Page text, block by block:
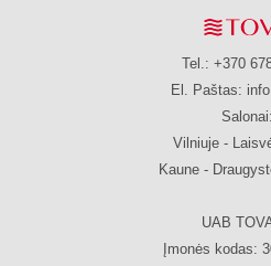
Tel.: +370
El. Paštas:
Salonai:
Vilniuje -
Kaune -
UAB
Įmonės kodas: